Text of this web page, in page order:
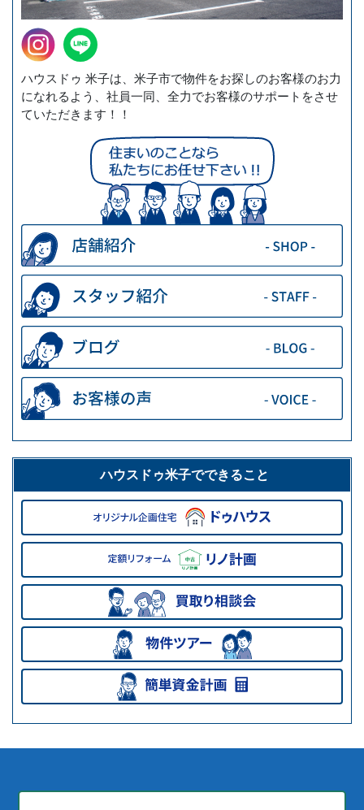
ハウスドゥ 米子は、米子市で物件をお探しのお客様のお力
になれるよう、社員一同、全力でお客様のサポートをさせ
ていただきます！！
ハウスドゥ米子でできること